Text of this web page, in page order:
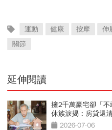
運動 健康 按摩 伸
關節
延伸閱讀
擁2千萬豪宅卻「
休族淚揭：房貸還
大誤算
2026-07-06